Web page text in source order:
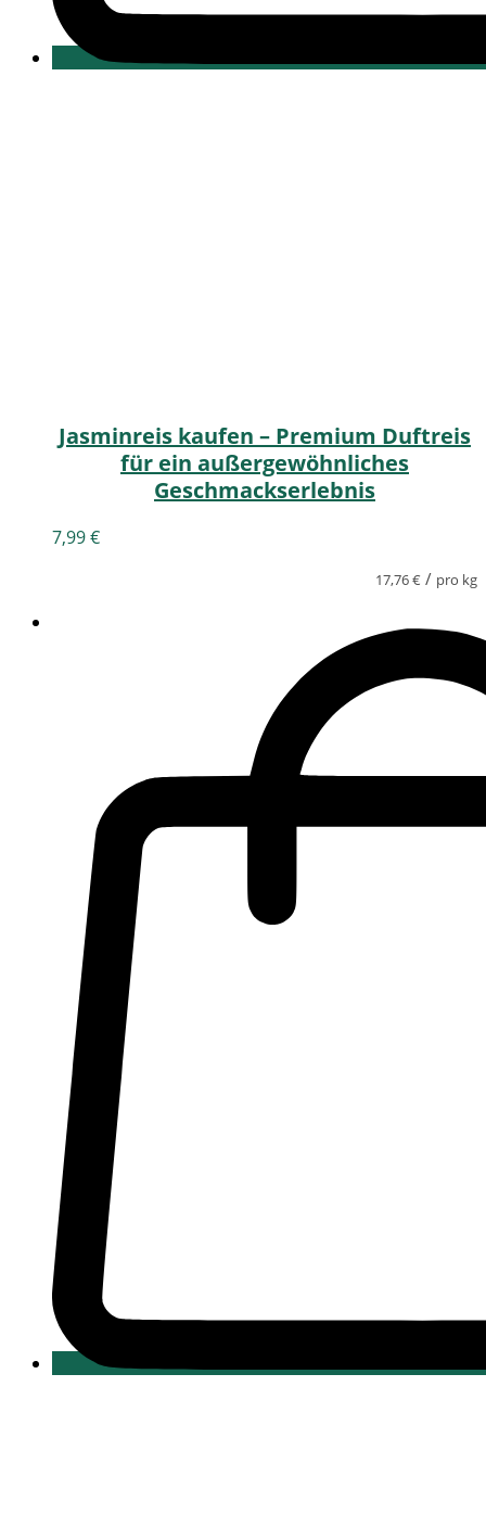
Jasminreis kaufen – Premium Duftreis
für ein außergewöhnliches
Geschmackserlebnis
7,99€
17,76€ / pro kg